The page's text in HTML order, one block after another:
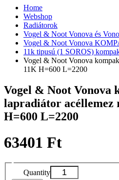
Home
Webshop
Radiátorok
Vogel & Noot Vonova és
Vogel & Noot Vonova
11k tipusú (1 SOROS)
Vogel & Noot Vonova
11K H=600 L=2200
Vogel & Noot Vonova
lapradiátor acéllemez
H=600 L=2200
63401 Ft
Quantity